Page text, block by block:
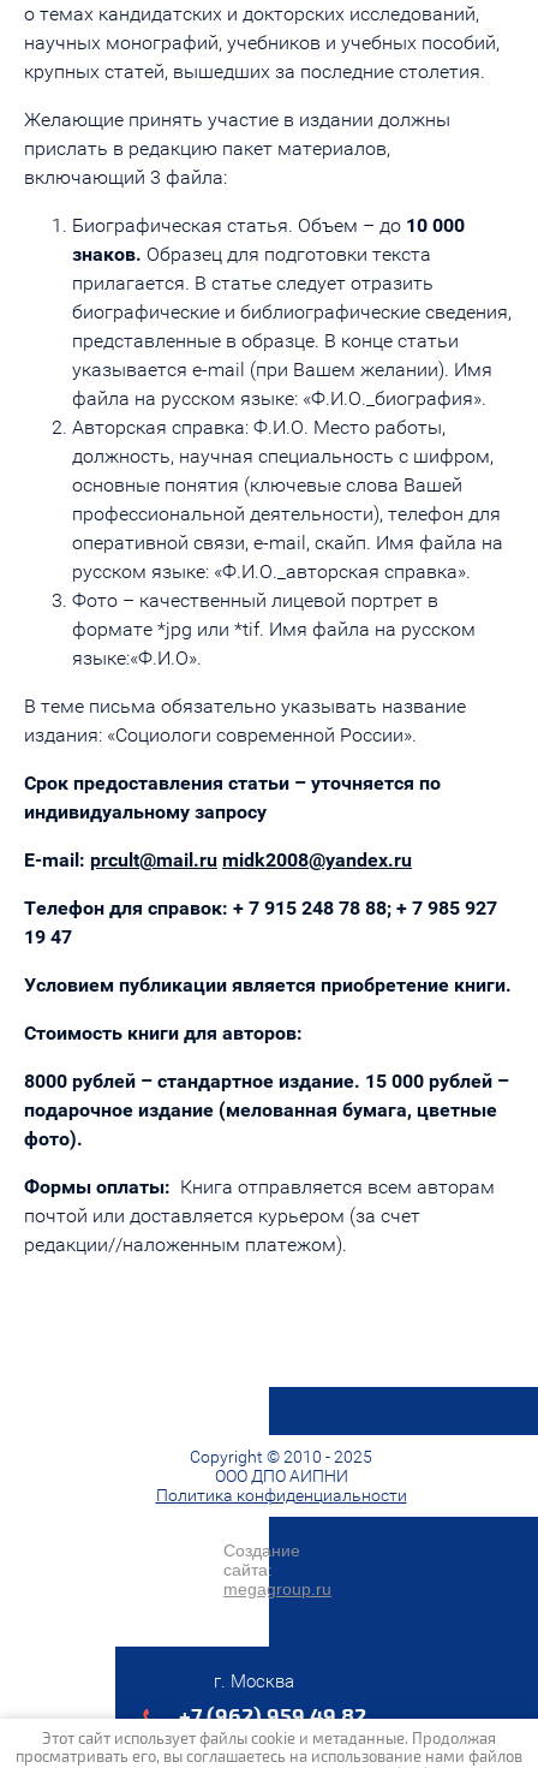
о темах кандидатских и докторских исследований,
научных монографий, учебников и учебных пособий,
крупных статей, вышедших за последние столетия.
Желающие принять участие в издании должны
прислать в редакцию пакет материалов,
включающий 3 файла:
Биографическая статья. Объем – до 10 000
знаков. Образец для подготовки текста
прилагается. В статье следует отразить
биографические и библиографические сведения,
представленные в образце. В конце статьи
указывается e-mail (при Вашем желании). Имя
файла на русском языке: «Ф.И.О._биография».
Авторская справка: Ф.И.О. Место работы,
должность, научная специальность с шифром,
основные понятия (ключевые слова Вашей
профессиональной деятельности), телефон для
оперативной связи, е-mail, скайп. Имя файла на
русском языке: «Ф.И.О._авторская справка».
Фото – качественный лицевой портрет в
формате *jpg или *tif. Имя файла на русском
языке:«Ф.И.О».
В теме письма обязательно указывать название
издания: «Социологи современной России».
Срок предоставления статьи – уточняется по
индивидуальному запросу
E-mail: prcult@mail.ru midk2008@yandex.ru
Телефон для справок: + 7 915 248 78 88; + 7 985 927
19 47
Условием публикации является приобретение книги.
Стоимость книги для авторов:
8000 рублей – стандартное издание. 15 000 рублей –
подарочное издание (мелованная бумага, цветные
фото).
Формы оплаты: Книга отправляется всем авторам
почтой или доставляется курьером (за счет
редакции//наложенным платежом).
Copyright © 2010 - 2025
ООО ДПО АИПНИ
Политика конфиденциальности
Создание
сайта:
megagroup.ru
г. Москва
+7 (962) 959 49 82
Этот сайт использует файлы cookie и метаданные. Продолжая
просматривать его, вы соглашаетесь на использование нами файлов